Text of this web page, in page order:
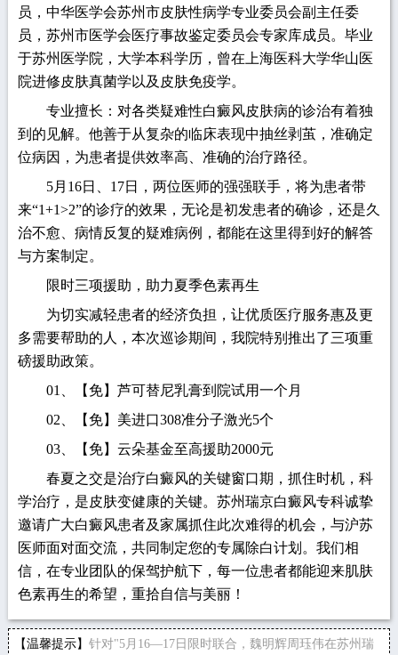
员，中华医学会苏州市皮肤性病学专业委员会副主任委
员，苏州市医学会医疗事故鉴定委员会专家库成员。毕业
于苏州医学院，大学本科学历，曾在上海医科大学华山医
院进修皮肤真菌学以及皮肤免疫学。
专业擅长：对各类疑难性白癜风皮肤病的诊治有着独
到的见解。他善于从复杂的临床表现中抽丝剥茧，准确定
位病因，为患者提供效率高、准确的治疗路径。
5月16日、17日，两位医师的强强联手，将为患者带
来“1+1>2”的诊疗的效果，无论是初发患者的确诊，还是久
治不愈、病情反复的疑难病例，都能在这里得到好的解答
与方案制定。
限时三项援助，助力夏季色素再生
为切实减轻患者的经济负担，让优质医疗服务惠及更
多需要帮助的人，本次巡诊期间，我院特别推出了三项重
磅援助政策。
01、【免】芦可替尼乳膏到院试用一个月
02、【免】美进口308准分子激光5个
03、【免】云朵基金至高援助2000元
春夏之交是治疗白癜风的关键窗口期，抓住时机，科
学治疗，是皮肤变健康的关键。苏州瑞京白癜风专科诚挚
邀请广大白癜风患者及家属抓住此次难得的机会，与沪苏
医师面对面交流，共同制定您的专属除白计划。我们相
信，在专业团队的保驾护航下，每一位患者都能迎来肌肤
色素再生的希望，重拾自信与美丽！
【温馨提示】 针对"5月16—17日限时联合，魏明辉周珏伟在苏州瑞